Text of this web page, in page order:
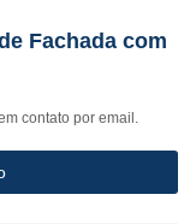
Fachada com
contato por email.